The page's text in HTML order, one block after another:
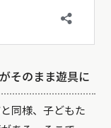
そのまま遊具に
同様、子どもた